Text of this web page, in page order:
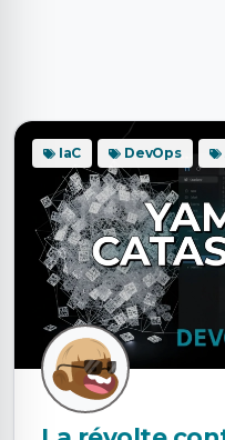
IaC DevOps